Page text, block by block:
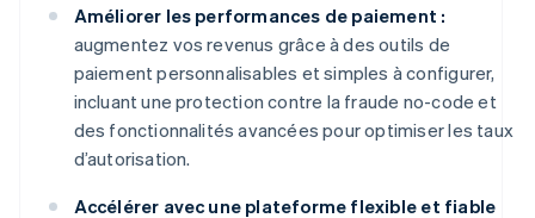
Améliorer les performances de paiement :
augmentez vos revenus grâce à des outils de
paiement personnalisables et simples à configurer,
incluant une protection contre la fraude no-code et
des fonctionnalités avancées pour optimiser les taux
d’autorisation.
Accélérer avec une plateforme flexible et fiable